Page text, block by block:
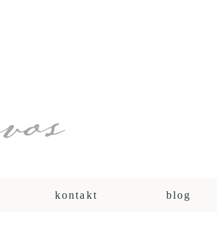
kontakt blog